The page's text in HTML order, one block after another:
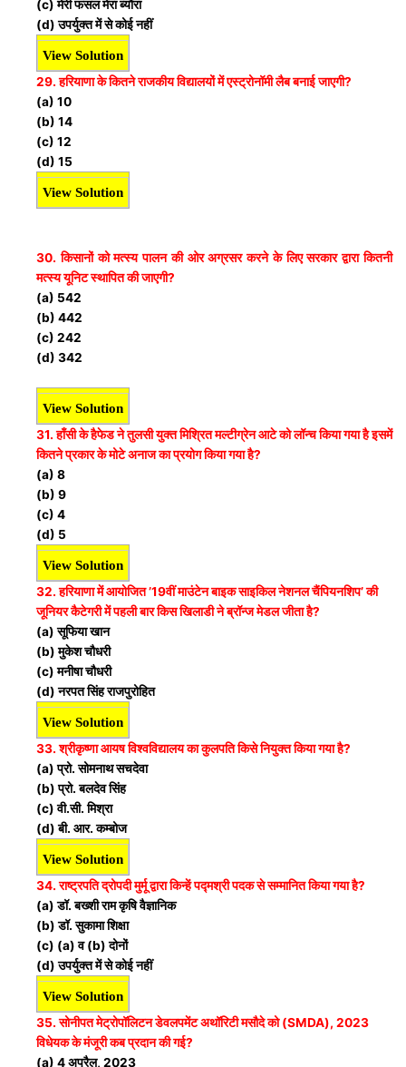
(c) मेरी फसल मेरा ब्यौरा
(d) उपर्युक्त में से कोई नहीं
View Solution
29. हरियाणा के कितने राजकीय विद्यालयों में एस्ट्रोनॉमी लैब बनाई जाएगी?
(a) 10
(b) 14
(c) 12
(d) 15
View Solution
30. किसानों को मत्स्य पालन की ओर अग्रसर करने के लिए सरकार द्वारा कितनी
मत्स्य यूनिट स्थापित की जाएगी?
(a) 542
(b) 442
(c) 242
(d) 342
View Solution
31. हाँसी के हैफेड ने तुलसी युक्त मिश्रित मल्टीग्रेन आटे को लॉन्च किया गया है इसमें
कितने प्रकार के मोटे अनाज का प्रयोग किया गया है?
(a) 8
(b) 9
(c) 4
(d) 5
View Solution
32. हरियाणा में आयोजित ’19वीं माउंटेन बाइक साइकिल नेशनल चैंपियनशिप’ की
जूनियर कैटेगरी में पहली बार किस खिलाडी ने ब्रॉन्ज मेडल जीता है?
(a) सूफिया खान
(b) मुकेश चौधरी
(c) मनीषा चौधरी
(d) नरपत सिंह राजपुरोहित
View Solution
33. श्रीकृष्णा आयष विश्वविद्यालय का कुलपति किसे नियुक्त किया गया है?
(a) प्रो. सोमनाथ सचदेवा
(b) प्रो. बलदेव सिंह
(c) वी.सी. मिश्रा
(d) बी. आर. कम्बोज
View Solution
34. राष्ट्रपति द्रोपदी मुर्मू द्वारा किन्हें पद्मश्री पदक से सम्मानित किया गया है?
(a) डॉ. बख्शी राम कृषि वैज्ञानिक
(b) डॉ. सुकामा शिक्षा
(c) (a) व (b) दोनों
(d) उपर्युक्त में से कोई नहीं
View Solution
35. सोनीपत मेट्रोपॉलिटन डेवलपमेंट अथॉरिटी मसौदे को (SMDA), 2023
विधेयक के मंजूरी कब प्रदान की गई?
(a) 4 अप्रैल, 2023